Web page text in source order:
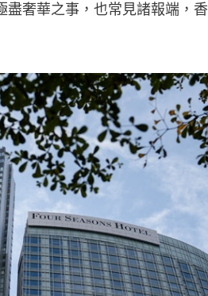
盡奢華之事，也常見諸報端，